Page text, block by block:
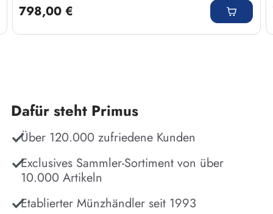
798,00 €
Dafür steht Primus
Über 120.000 zufriedene Kunden
Exclusives Sammler-Sortiment von über
10.000 Artikeln
Etablierter Münzhändler seit 1993